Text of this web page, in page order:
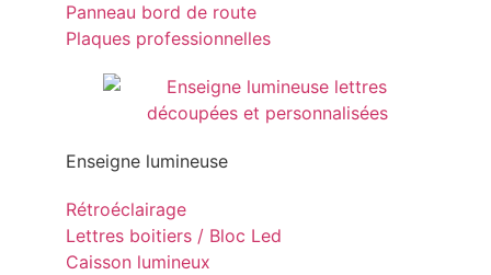
Panneau bord de route
Plaques professionnelles
Enseigne lumineuse
Rétroéclairage
Lettres boitiers / Bloc Led
Caisson lumineux